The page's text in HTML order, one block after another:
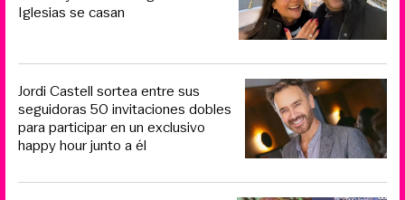
Iglesias se casan
Jordi Castell sortea entre sus
seguidoras 50 invitaciones dobles
para participar en un exclusivo
happy hour junto a él